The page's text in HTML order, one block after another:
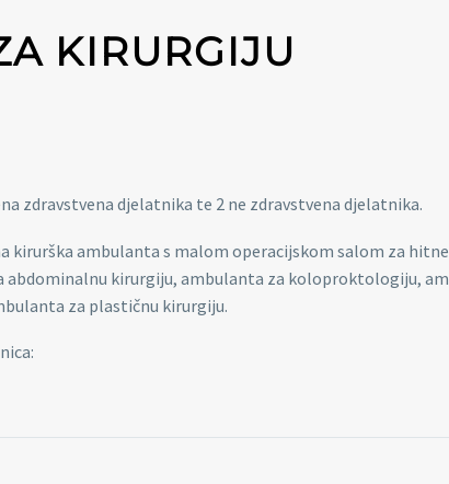
KIRURGIJU
zdravstvena djelatnika te 2 ne zdravstvena djelatnika.
kirurška ambulanta s malom operacijskom salom za
abdominalnu kirurgiju, ambulanta za koloproktologiju,
za plastičnu kirurgiju.